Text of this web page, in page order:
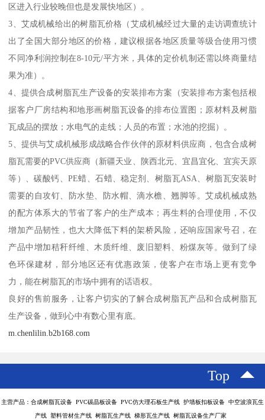
区进入行业较晚但也是发展快地区）。
3、艾成机械给出的树脂瓦价格（艾成机械经过大量的走访调查统计
出了全国大部分地区的价格，建议根据各地区质量等级合使用习惯
不同净利润控制在8-10元/平方米，具体的定价机制还需以终商量结
果为准）。
4、提供合成树脂瓦生产设备的安装排布方案（安装排布方案包括根
据客户厂房结构和地形画树脂瓦设备的排布位置图；原材料及树脂
瓦成品的摆放；水电气的走线；人员的布置；水池的挖掘）。
5、提供与艾成机械形成战略合作伙伴的原材料供应商，包含合成树
脂瓦需要的PVC供应商（新疆天业、陕西北元、宜昌宜化、宜宾天原
等）、碳酸钙、PE蜡、石蜡、稳定剂、树脂瓦ASA、树脂瓦安装时
需要的自攻钉、防水垫、防水帽、滴水檐、翘脚等。艾成机械成熟
的配方体系大的节省了客户的生产成本；再生料的合理使用，不仅
增加产品韧性，也大大降低下料的架桥风险，还响应国家号召，在
产品中增加秸秆纤维、木质纤维、废旧塑料、粉煤灰等。做到了绿
色环保建材，部分地区还有优惠政策，使客户在市场上更有竞争
力，能在树脂瓦的市场中拥有的话语权。
良好的售前服务，让客户切实的了解合成树脂瓦产品和合成树脂瓦
生产设备，做到心中有数心里有底。
m.chenlilin.b2b168.com
Top
主营产品：合成树脂瓦设备 PVC碳晶板设备 PVC仿大理石板生产线 护墙板扣板设备 中空波浪瓦生
产线 塑料管材生产线 树脂瓦生产线 梯形瓦生产线 树脂瓦设备生产厂家